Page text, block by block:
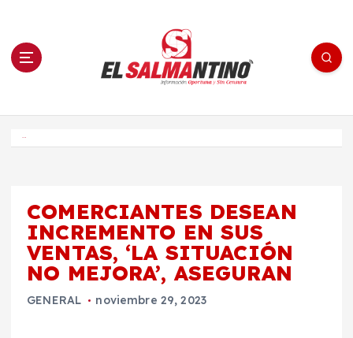
n El Salmantino - medios/noticias/editorial
COMERCIANTES DESEAN
INCREMENTO EN SUS
VENTAS, ‘LA SITUACIÓN
NO MEJORA’, ASEGURAN
GENERAL noviembre 29, 2023